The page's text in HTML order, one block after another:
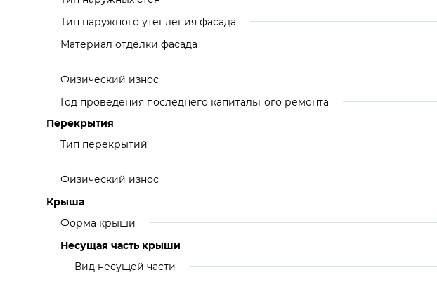
Тип наружного утепления фасада
Материал отделки фасада
Физический износ
Год проведения последнего капитального ремонта
Перекрытия
Тип перекрытий
Физический износ
Крыша
Форма крыши
Несущая часть крыши
Вид несущей части